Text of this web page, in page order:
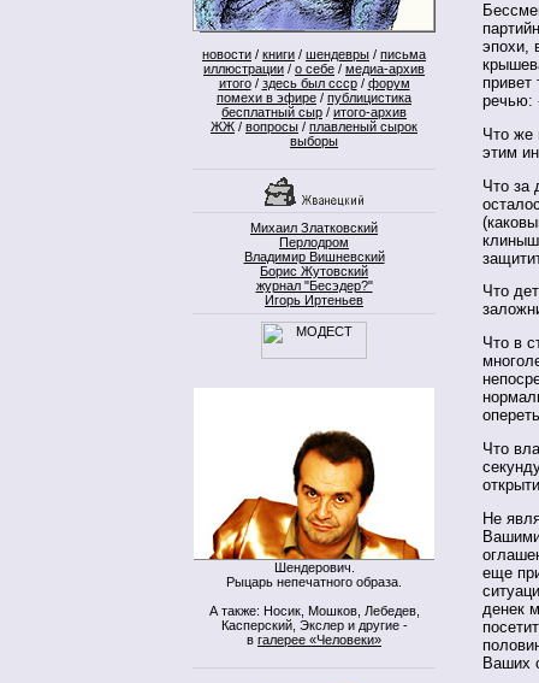
новости / книги / шендевры / письма
иллюстрации / о себе / медиа-архив
итого/ здесь был ссср/ форум
помехи в эфире / публицистика
бесплатный сыр / итого-архив
ЖЖ / вопросы / плавленый сырок
выборы
Михаил Златковский
Перлодром
Владимир Вишневский
Борис Жутовский
журнал "Бесэдер?"
Игорь Иртеньев
Шендерович.
Рыцарь непечатного образа.
А также: Носик, Мошков, Лебедев,
Касперский, Экслер и другие -
в галерее «Человеки»
эпохи,
речью:
Что же
этим
Что за
Что
Что в
Что
Не
еще
денек
Ваших